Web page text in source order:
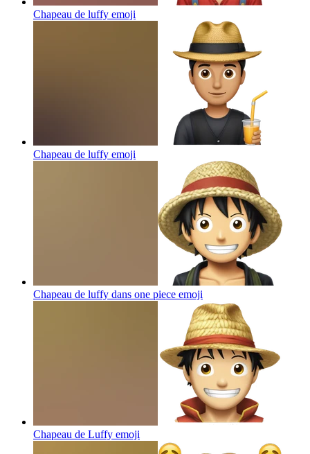
Chapeau de luffy emoji
Chapeau de luffy emoji
Chapeau de luffy dans one piece emoji
Chapeau de Luffy emoji